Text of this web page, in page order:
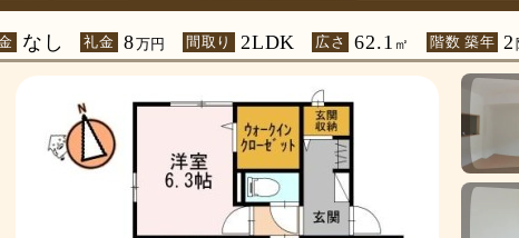
なし 礼金 8 万円 間取り 2LDK 広さ 62.1 ㎡ 階数 築年 2